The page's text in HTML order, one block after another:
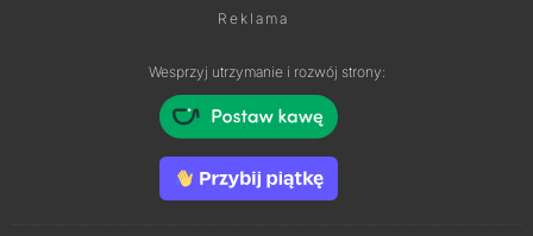
Reklama
Wesprzyj utrzymanie i rozwój strony: